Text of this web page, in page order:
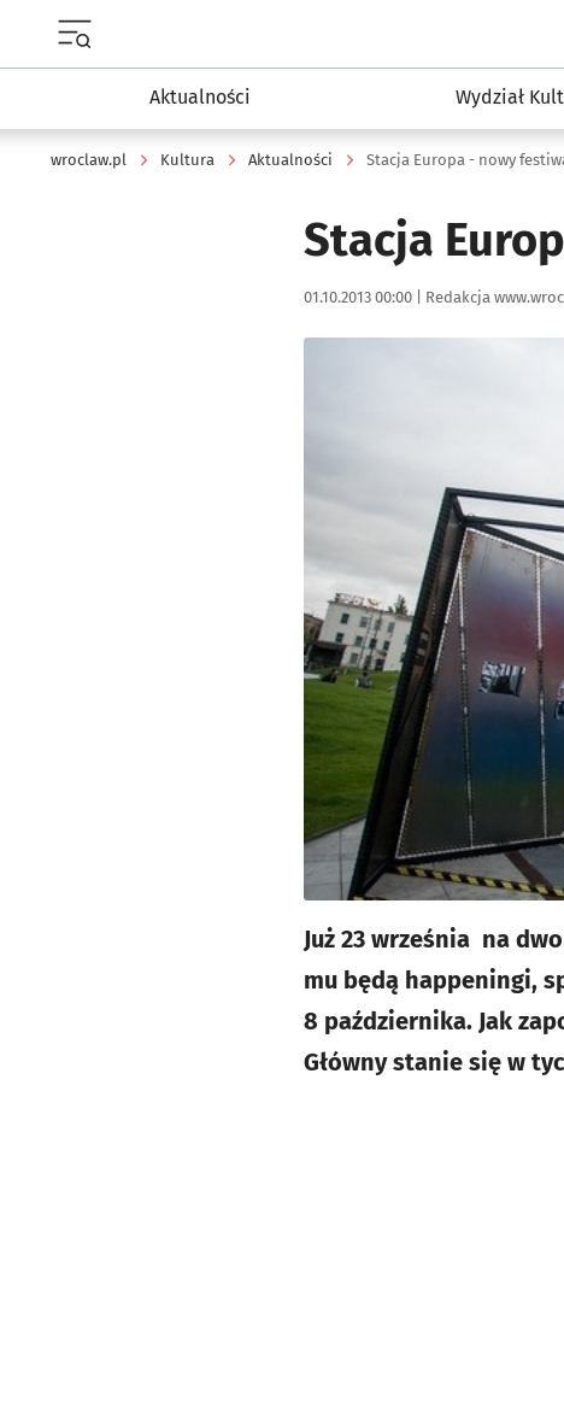
Aktualności Wydział
wroclaw.pl Kultura Aktualności Stacja Europa - nowy
Stacja
Data publikacji:
01.10.2013 00:00 | Autor:
Redakcja
Już 23 września na
mu będą happeningi,
8 października. Jak
Główny stanie się w